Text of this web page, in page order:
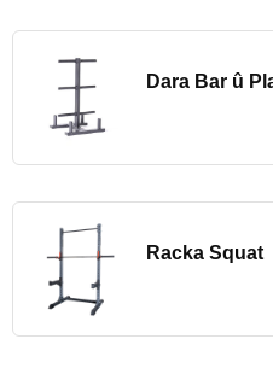
Dara Bar û
Racka Squat